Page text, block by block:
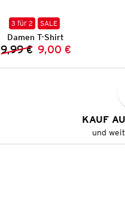
3 für 2 SALE
Damen T-Shirt
Vorheriger Preis:
9,99 € Neuer Preis:
9,00 €
KAUF
und